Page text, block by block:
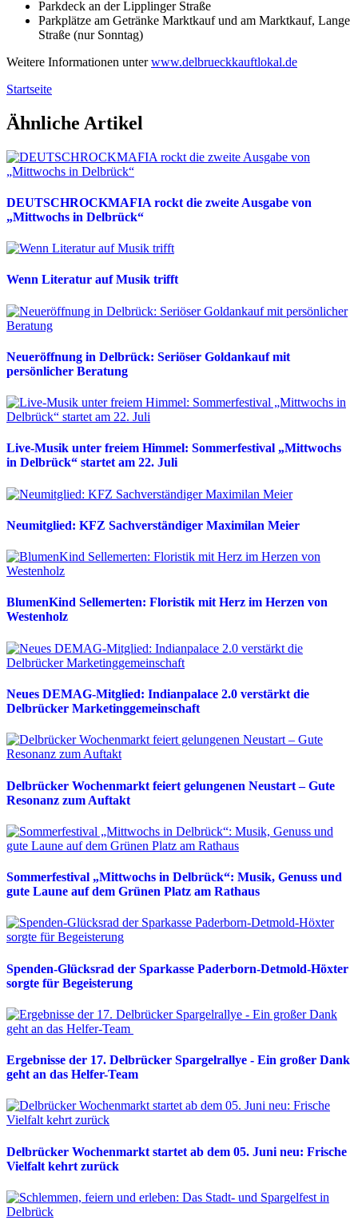
Parkdeck an der Lipplinger Straße
Parkplätze am Getränke Marktkauf und am Marktkauf, Lange
Straße (nur Sonntag)
Weitere Informationen unterwww.delbrueckkauftlokal.de
Startseite
Ähnliche Artikel
DEUTSCHROCKMAFIA rockt die zweite Ausgabe von
„Mittwochs in Delbrück“
Wenn Literatur auf Musik trifft
Neueröffnung in Delbrück: Seriöser Goldankauf mit
persönlicher Beratung
Live-Musik unter freiem Himmel: Sommerfestival „Mittwochs
in Delbrück“ startet am 22. Juli
Neumitglied: KFZ Sachverständiger Maximilan Meier
BlumenKind Sellemerten: Floristik mit Herz im Herzen von
Westenholz
Neues DEMAG-Mitglied: Indianpalace 2.0 verstärkt die
Delbrücker Marketinggemeinschaft
Delbrücker Wochenmarkt feiert gelungenen Neustart – Gute
Resonanz zum Auftakt
Sommerfestival „Mittwochs in Delbrück“: Musik, Genuss und
gute Laune auf dem Grünen Platz am Rathaus
Spenden-Glücksrad der Sparkasse Paderborn-Detmold-Höxter
sorgte für Begeisterung
Ergebnisse der 17. Delbrücker Spargelrallye - Ein großer Dank
geht an das Helfer-Team
Delbrücker Wochenmarkt startet ab dem 05. Juni neu: Frische
Vielfalt kehrt zurück